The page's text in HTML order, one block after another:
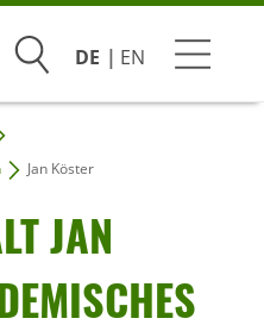
SuchenDE EN
Jan Köster
JAN